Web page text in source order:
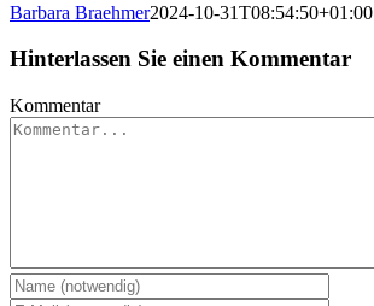
Barbara Braehmer2024-10-31T08:54:50+01:00
Hinterlassen Sie einen Kommentar
Kommentar